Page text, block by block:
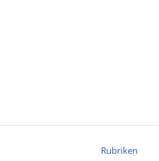
Rubriken